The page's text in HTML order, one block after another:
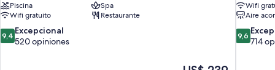
Piscina
Spa
Wifi gratuito
Restaurante
9.4
de
9,4 Excepcional
520 opiniones
El
Wifi
Aire
9.6
de
9,6
714